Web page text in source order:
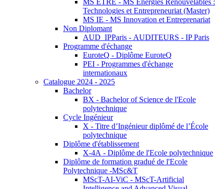
MS ETRE - MS Energies Renouvelables :
Technologies et Entrepreneuriat (Master)
MS IE - MS Innovation et Entreprenariat
Non Diplomant
AUD_IPParis - AUDITEURS - IP Paris
Programme d'échange
EuroteQ - Diplôme EuroteQ
PEI - Programmes d'échange
internationaux
Catalogue 2024 - 2025
Bachelor
BX - Bachelor of Science de l'Ecole
polytechnique
Cycle Ingénieur
X - Titre d’Ingénieur diplômé de l’École
polytechnique
Diplôme d'établissement
X-4A - Diplôme de l'Ecole polytechnique
Diplôme de formation gradué de l'Ecole
Polytechnique -MSc&T
MScT-AI-ViC - MScT-Artificial